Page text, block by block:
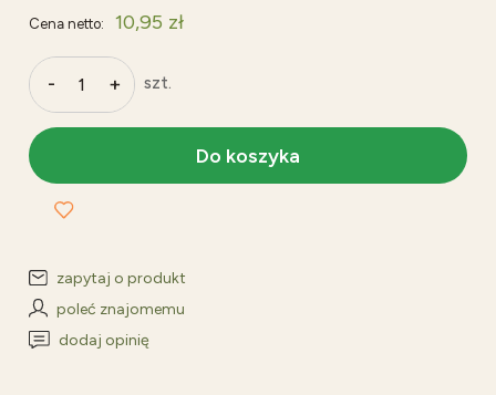
Cena netto: 10,95 zł
- + szt.
Do koszyka
zapytaj o produkt
poleć znajomemu
dodaj opinię